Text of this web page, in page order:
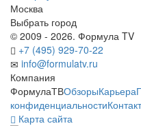
Москва
Выбрать город
© 2009 - 2026. Формула TV
+7 (495) 929-70-22
info@formulatv.ru
Компания
ФормулаТВОбзорыКарьера
конфиденциальности
Карта сайта